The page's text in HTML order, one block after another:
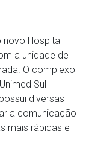
Hospital
a unidade de
O complexo
Sul
diversas
a comunicação
mais rápidas e